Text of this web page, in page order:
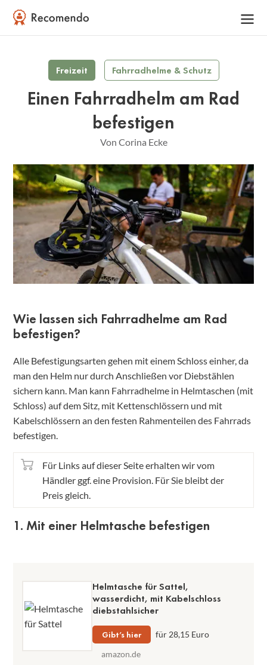
Freizeit Fahrradhelme & Schutz
Einen Fahrradhelm am Rad
befestigen
Von Corina Ecke
Wie lassen sich Fahrradhelme am Rad
befestigen?
Alle Befestigungsarten gehen mit einem Schloss einher, da
man den Helm nur durch Anschließen vor Diebstählen
sichern kann. Man kann Fahrradhelme in Helmtaschen (mit
Schloss) auf dem Sitz, mit Kettenschlössern und mit
Kabelschlössern an den festen Rahmenteilen des Fahrrads
befestigen.
Für Links auf dieser Seite erhalten wir vom
Händler ggf. eine Provision. Für Sie bleibt der
Preis gleich.
1. Mit einer Helmtasche befestigen
Helmtasche für Sattel,
wasserdicht, mit Kabelschloss
diebstahlsicher
Gibt’s hier
für 28,15 Euro
amazon.de